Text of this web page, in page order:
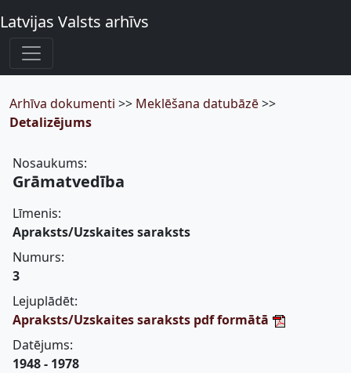
Latvijas Valsts arhīvs
Arhīva dokumenti >> Meklēšana datubāzē>>
Detalizējums
Nosaukums:
Grāmatvedība
Līmenis:
Apraksts/Uzskaites saraksts
Numurs:
3
Lejuplādēt:
Apraksts/Uzskaites saraksts pdf formātā
Datējums:
1948 - 1978